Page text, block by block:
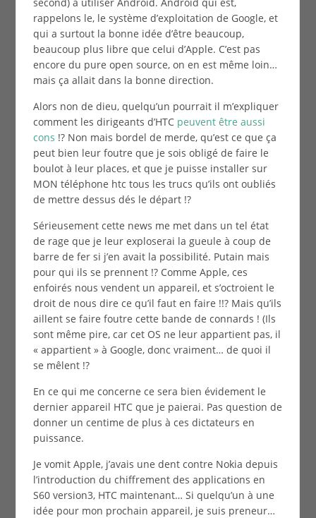
rappelons le, le système d’exploitation de Google, et
qui a surtout la bonne idée d’être beaucoup,
beaucoup plus libre que celui d’Apple. C’est pas
encore du pure open source, on en est même loin…
mais ça allait dans la bonne direction.
Alors non de dieu, quelqu’un pourrait il m’expliquer
comment les dirigeants d’HTC peuvent être aussi
cons !? Non mais bordel de merde, qu’est ce que ça
peut bien leur foutre que je sois obligé de faire le
boulot à leur places, et que je puisse installer sur
MON téléphone htc tous les trucs qu’ils ont oubliés
de mettre dessus dés le départ !?
Sérieusement cette news me met dans un tel état
de rage que je leur exploserai la gueule à coup de
barre de fer si j’en avait la possibilité. Putain mais
pour qui ils se prennent !? Comme Apple, ces
enfoirés nous vendent un appareil, et s’octroient le
droit de nous dire ce qu’il faut en faire !!? Mais qu’ils
aillent se faire foutre cette bande de connards ! (Ils
sont même pire, car cet OS ne leur appartient pas, il
« appartient » à Google, donc vraiment… de quoi il
se mêlent !?
En ce qui me concerne ce sera bien évidement le
dernier appareil HTC que je paierai. Pas question de
donner un centime de plus à ces dictateurs en
puissance.
Je vomit Apple, j’avais une dent contre Nokia depuis
l’introduction du chiffrement des applications en
S60 version3, HTC maintenant… Si quelqu’un à une
idée pour mon prochain appareil, je suis preneur…